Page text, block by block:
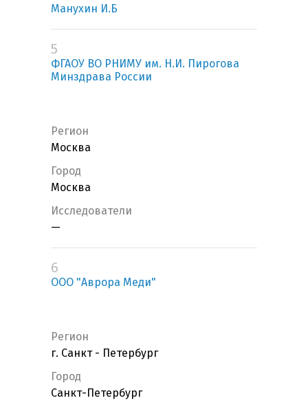
Манухин И.Б
5
ФГАОУ ВО РНИМУ им. Н.И. Пирогова
Минздрава России
Регион
Москва
Город
Москва
Исследователи
—
6
ООО "Аврора Меди"
Регион
г. Санкт - Петербург
Город
Санкт-Петербург